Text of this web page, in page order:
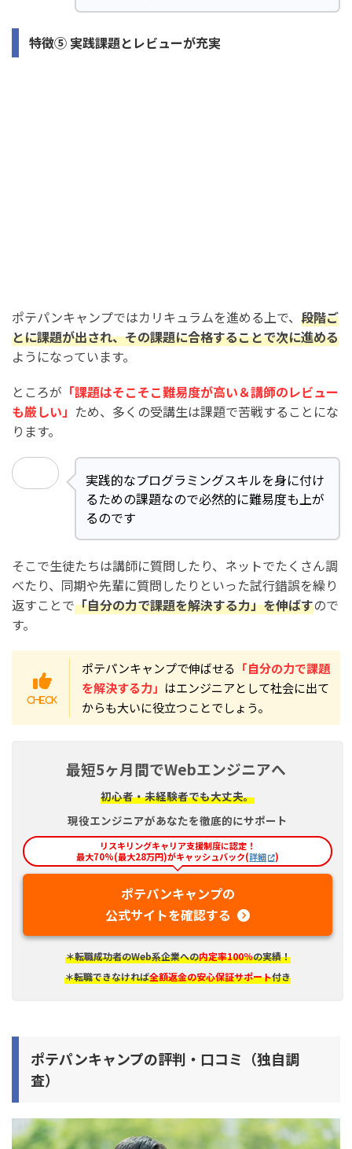
特徴⑤ 実践課題とレビューが充実
ポテパンキャンプではカリキュラムを進める上で、 段階ご
とに課題が出され、その課題に合格することで次に進める
ようになっています。
ところが 「課題はそこそこ難易度が高い＆講師のレビュー
も厳しい」 ため、多くの受講生は課題で苦戦することにな
ります。
実践的なプログラミングスキルを身に付け
るための課題なので必然的に難易度も上が
るのです
そこで生徒たちは講師に質問したり、ネットでたくさん調
べたり、同期や先輩に質問したりといった試行錯誤を繰り
返すことで「自分の力で課題を解決する力」を伸ばすので
す。
ポテパンキャンプで伸ばせる 「自分の力で課題
を解決する力」 はエンジニアとして社会に出て
からも大いに役立つことでしょう。
最短5ヶ月間でWebエンジニアへ
初心者・未経験者でも大丈夫。
現役エンジニアがあなたを徹底的にサポート
リスキリングキャリア支援制度に認定！
最大70%(最大28万円)がキャッシュバック(詳細 )
ポテパンキャンプの
公式サイトを確認する
＊転職成功者のWeb系企業への内定率100％の実績！
＊転職できなければ全額返金の安心保証サポート付き
ポテパンキャンプの評判・口コミ（独自調
査）